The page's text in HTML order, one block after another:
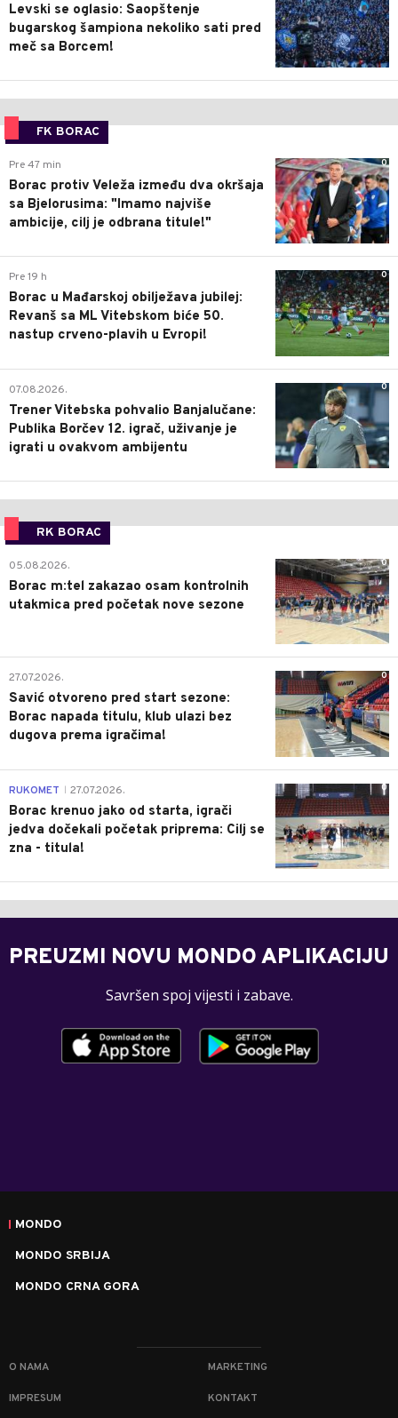
Levski se oglasio: Saopštenje
bugarskog šampiona nekoliko sati pred
meč sa Borcem!
FK BORAC
0
Pre 47 min
Borac protiv Veleža između dva okršaja
sa Bjelorusima: "Imamo najviše
ambicije, cilj je odbrana titule!"
0
Pre 19 h
Borac u Mađarskoj obilježava jubilej:
Revanš sa ML Vitebskom biće 50.
nastup crveno-plavih u Evropi!
0
07.08.2026.
Trener Vitebska pohvalio Banjalučane:
Publika Borčev 12. igrač, uživanje je
igrati u ovakvom ambijentu
RK BORAC
0
05.08.2026.
Borac m:tel zakazao osam kontrolnih
utakmica pred početak nove sezone
0
27.07.2026.
Savić otvoreno pred start sezone:
Borac napada titulu, klub ulazi bez
dugova prema igračima!
0
RUKOMET 27.07.2026.
Borac krenuo jako od starta, igrači
jedva dočekali početak priprema: Cilj se
zna - titula!
PREUZMI NOVU MONDO APLIKACIJU
Savršen spoj vijesti i zabave.
MONDO
MONDO SRBIJA
MONDO CRNA GORA
O NAMA MARKETING
IMPRESUM KONTAKT